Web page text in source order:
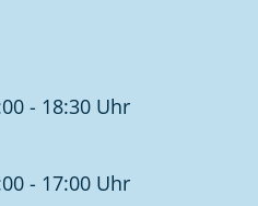
- 18:30 Uhr
- 17:00 Uhr